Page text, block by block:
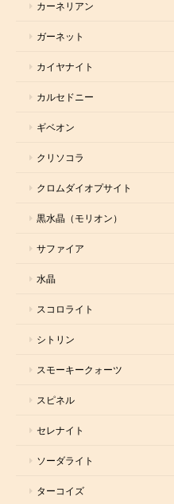
カーネリアン
ガーネット
カイヤナイト
カルセドニー
ギベオン
クリソコラ
クロムダイオプサイト
黒水晶（モリオン）
サファイア
水晶
スコロライト
シトリン
スモーキークォーツ
スピネル
セレナイト
ソーダライト
ターコイズ